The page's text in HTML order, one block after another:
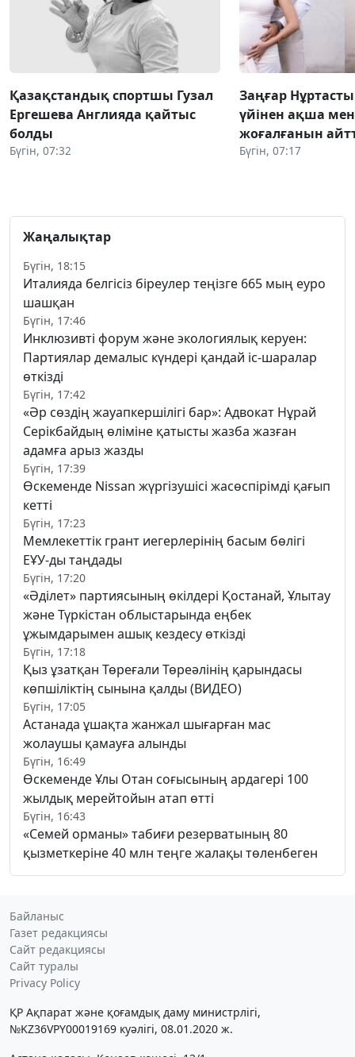
Қазақстандық спортшы Гузал
Ергешева Англияда қайтыс
болды
Бүгін, 07:32
Заңғар
үйінен ақша
жоғалғанын
Бүгін, 07:17
Жаңалықтар
Бүгін, 18:15
Италияда белгісіз біреулер теңізге 665 мың еуро
шашқан
Бүгін, 17:46
Инклюзивті форум және экологиялық керуен:
Партиялар демалыс күндері қандай іс-шаралар
өткізді
Бүгін, 17:42
«Әр сөздің жауапкершілігі бар»: Адвокат Нұрай
Серікбайдың өліміне қатысты жазба жазған
адамға арыз жазды
Бүгін, 17:39
Өскеменде Nissan жүргізушісі жасөспірімді қағып
кетті
Бүгін, 17:23
Мемлекеттік грант иегерлерінің басым бөлігі
ЕҰУ-ды таңдады
Бүгін, 17:20
«Әділет» партиясының өкілдері Қостанай, Ұлытау
және Түркістан облыстарында еңбек
ұжымдарымен ашық кездесу өткізді
Бүгін, 17:18
Қыз ұзатқан Төреғали Төреәлінің қарындасы
көпшіліктің сынына қалды (ВИДЕО)
Бүгін, 17:05
Астанада ұшақта жанжал шығарған мас
жолаушы қамауға алынды
Бүгін, 16:49
Өскеменде Ұлы Отан соғысының ардагері 100
жылдық мерейтойын атап өтті
Бүгін, 16:43
«Семей орманы» табиғи резерватының 80
қызметкеріне 40 млн теңге жалақы төленбеген
Байланыс
Газет редакциясы
Сайт редакциясы
Сайт туралы
Privacy Policy
ҚР Ақпарат және қоғамдық даму министрлігі,
№KZ36VPY00019169 куәлігі, 08.01.2020 ж.